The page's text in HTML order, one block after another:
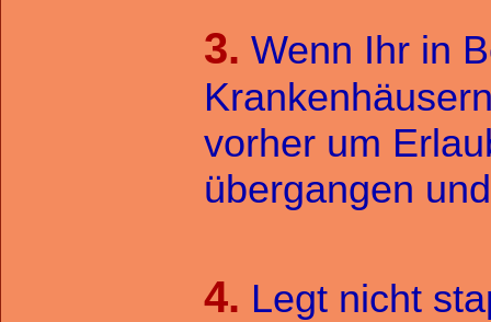
3. Wenn Ihr in
vorher um
übergangen
4. Legt nicht